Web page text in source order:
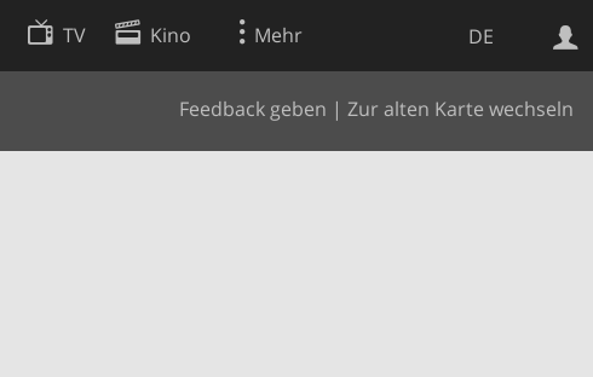
DE
TV Kino Mehr
Feedback geben | Zur alten Karte wechseln
Websuche